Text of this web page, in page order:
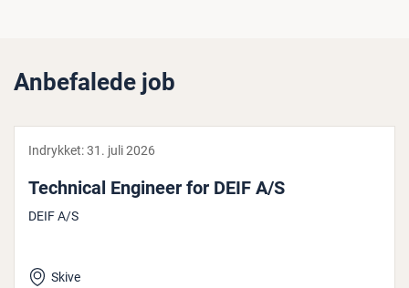
Anbefalede job
Indrykket:31. juli 2026
Technical Engineer for DEIF A/S
DEIF A/S
Skive